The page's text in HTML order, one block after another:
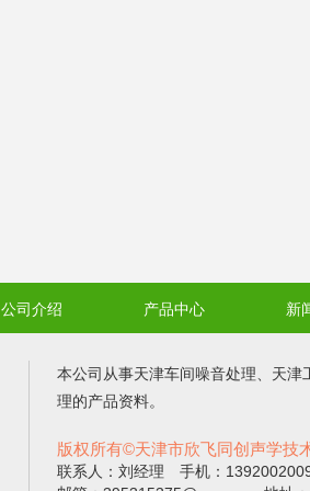
公司介绍 产品中心 新
本公司从事天津车间噪音处理 天津
理的产品资料。
版权所有©天津市欣飞同创声学技
联系人：刘经理 手机：